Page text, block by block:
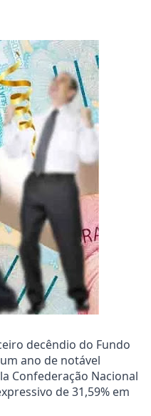
decêndio do Fundo
ano de notável
Confederação Nacional
de 31,59% em